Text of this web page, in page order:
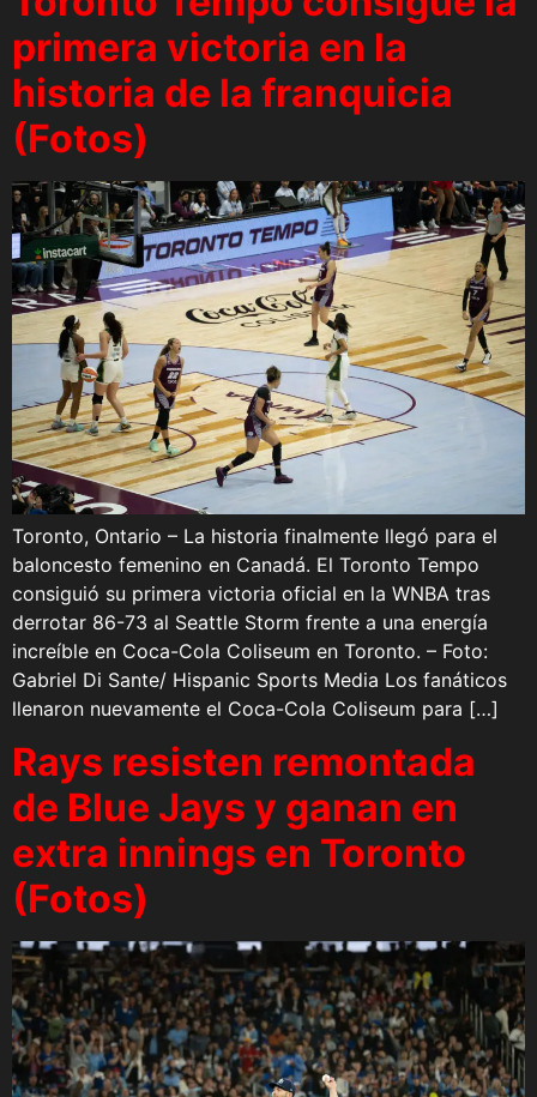
primera victoria en la
historia de la franquicia
(Fotos)
Toronto, Ontario – La historia finalmente llegó para el
baloncesto femenino en Canadá. El Toronto Tempo
consiguió su primera victoria oficial en la WNBA tras
derrotar 86-73 al Seattle Storm frente a una energía
increíble en Coca-Cola Coliseum en Toronto. – Foto:
Gabriel Di Sante/ Hispanic Sports Media Los fanáticos
llenaron nuevamente el Coca-Cola Coliseum para […]
Rays resisten remontada
de Blue Jays y ganan en
extra innings en Toronto
(Fotos)